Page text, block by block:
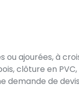
ajourées, à
clôture en
demande de